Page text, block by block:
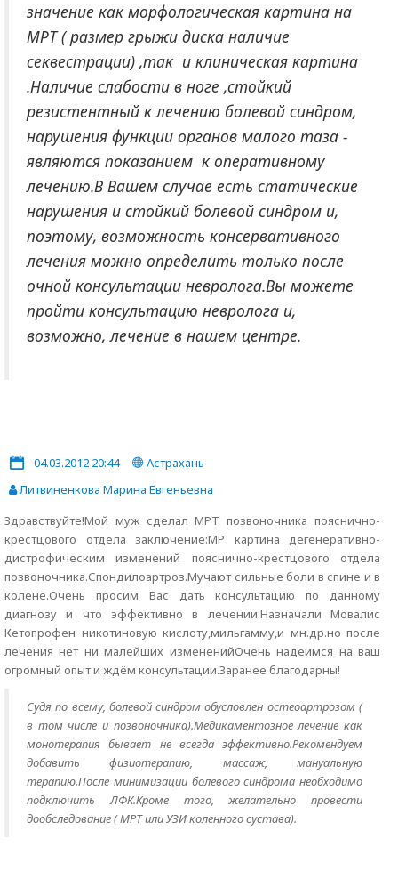
значение как морфологическая картина на
МРТ ( размер грыжи диска наличие
секвестрации) ,так и клиническая картина
.Наличие слабости в ноге ,стойкий
резистентный к лечению болевой синдром,
нарушения функции органов малого таза -
являются показанием к оперативному
лечению.В Вашем случае есть статические
нарушения и стойкий болевой синдром и,
поэтому, возможность консервативного
лечения можно определить только после
очной консультации невролога.Вы можете
пройти консультацию невролога и,
возможно, лечение в нашем центре.
04.03.2012 20:44
Астрахань
Литвиненкова Марина Евгеньевна
Здравствуйте!Мой муж сделал МРТ позвоночника пояснично-
крестцового отдела заключение:МР картина дегенеративно-
дистрофическим изменений пояснично-крестцового отдела
позвоночника.Спондилоартроз.Мучают сильные боли в спине и в
колене.Очень просим Вас дать консультацию по данному
диагнозу и что эффективно в лечении.Назначали Мовалис
Кетопрофен никотиновую кислоту,мильгамму,и мн.др.но после
лечения нет ни малейших измененийОчень надеимся на ваш
огромный опыт и ждём консультации.Заранее благодарны!
Судя по всему, болевой синдром обусловлен остеоартрозом (
в том числе и позвоночника).Медикаментозное лечение как
монотерапия бывает не всегда эффективно.Рекомендуем
добавить физиотерапию, массаж, мануальную
терапию.После минимизации болевого синдрома необходимо
подключить ЛФК.Кроме того, желательно провести
дообследование ( МРТ или УЗИ коленного сустава).